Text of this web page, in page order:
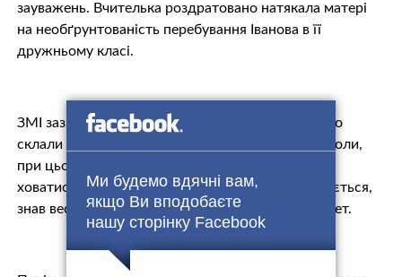
Ми будемо вдячні вам,
якщо Ви вподобаєте
нашу сторінку Facebook
зауважень. Вчителька роздратовано натякала матері
на необґрунтованість перебування Іванова в її
дружньому класі.
ЗМІ зазначають, що 31 січня учні 5 класу дружно
склали петицію з метою вигнати хлопчика зі школи,
при цьому погрожували Іванову. Хлопчик став
ховатися від однокласників. Про те, що відбувається,
знав весь колектив школи та батьківський комітет.